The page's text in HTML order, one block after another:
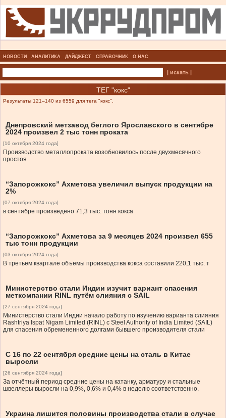
НОВОСТИ АНАЛИТИКА ДАЙДЖЕСТ СПРАВОЧНИК О НАС
| искать |
ТЕГ "кокс"
Результаты 121–140 из 6559 для тега "кокс".
Днепровский метзавод беглого Ярославского в сентябре
2024 произвел 2 тыс тонн проката
[10 октября 2024 года]
Производство металлопроката возобновилось после двухмесячного
простоя
“Запорожкокс” Ахметова увеличил выпуск продукции на
2%
[07 октября 2024 года]
в сентябре произведено 71,3 тыс. тонн кокса
“Запорожкокс” Ахметова за 9 месяцев 2024 произвел 655
тыс тонн продукции
[03 октября 2024 года]
В третьем квартале объемы производства кокса составили 220,1 тыс. т
Министерство стали Индии изучит вариант спасения
меткомпании RINL путём слияния с SAIL
[27 сентября 2024 года]
Министерство стали Индии начало работу по изучению варианта слияния
Rashtriya Ispat Nigam Limited (RINL) с Steel Authority of India Limited (SAIL)
для спасения обремененного долгами бывшего производителя стали
С 16 по 22 сентября средние цены на сталь в Китае
выросли
[26 сентября 2024 года]
За отчётный период средние цены на катанку, арматуру и стальные
швеллеры выросли на 0,9%, 0,6% и 0,4% в неделю соответственно.
Украина лишится половины производства стали в случае